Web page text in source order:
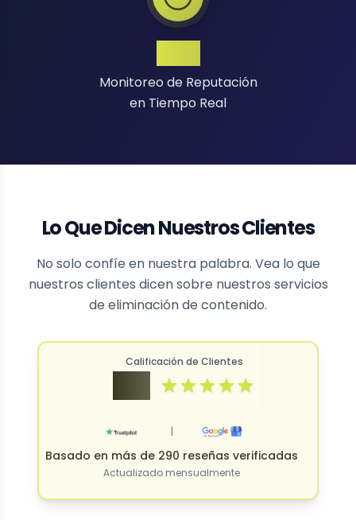
Monitoreo de Reputación
en Tiempo Real
Lo Que Dicen Nuestros Clientes
No solo confíe en nuestra palabra. Vea lo que
nuestros clientes dicen sobre nuestros servicios
de eliminación de contenido.
Calificación de Clientes
|
Basado en más de 290 reseñas verificadas
Actualizado mensualmente